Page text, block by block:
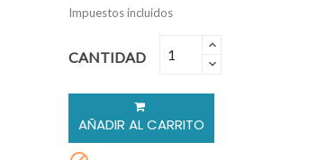
Impuestos incluidos
CANTIDAD
AÑADIR AL CARRITO